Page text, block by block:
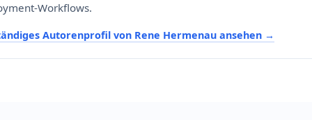
Workflows.
Autorenprofil von Rene Hermenau ansehen